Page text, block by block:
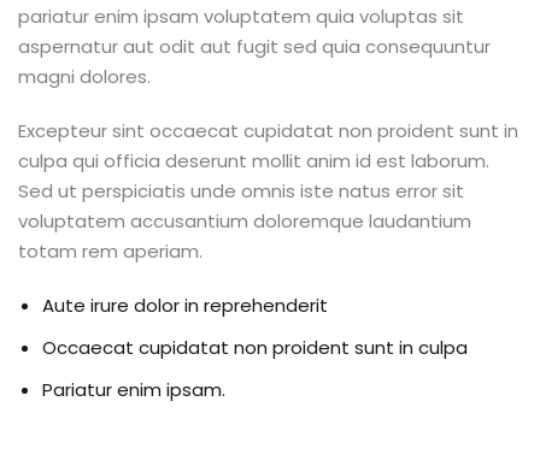
pariatur enim ipsam voluptatem quia voluptas sit
aspernatur aut odit aut fugit sed quia consequuntur
magni dolores.
Excepteur sint occaecat cupidatat non proident sunt in
culpa qui officia deserunt mollit anim id est laborum.
Sed ut perspiciatis unde omnis iste natus error sit
voluptatem accusantium doloremque laudantium
totam rem aperiam.
Aute irure dolor in reprehenderit
Occaecat cupidatat non proident sunt in culpa
Pariatur enim ipsam.